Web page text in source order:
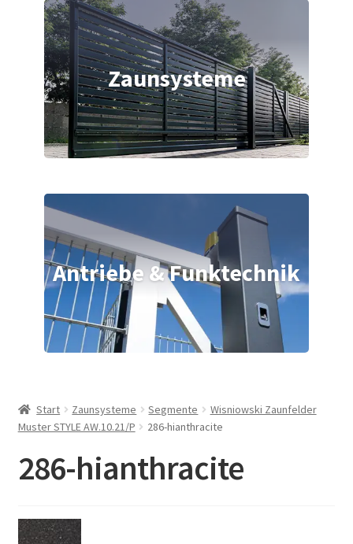
Zaunsysteme
Antriebe & Funktechnik
Start Zaunsysteme Segmente
Wisniowski Zaunfelder
Muster STYLE AW.10.21/P
286-hianthracite
286-hianthracite